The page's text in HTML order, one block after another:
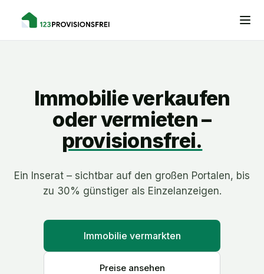
Immobilie verkaufen
oder vermieten –
provisionsfrei.
Ein Inserat – sichtbar auf den großen Portalen, bis
zu 30% günstiger als Einzelanzeigen.
Immobilie vermarkten
Preise ansehen